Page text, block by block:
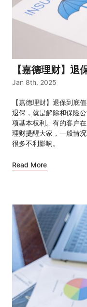
【嘉德理财】退
Jan 8th, 2025
【嘉德理财】退保到底
退保，就是解除和保险
项基本权利。有的客户
理财提醒大家，一般情
很多不利影响。
Read More